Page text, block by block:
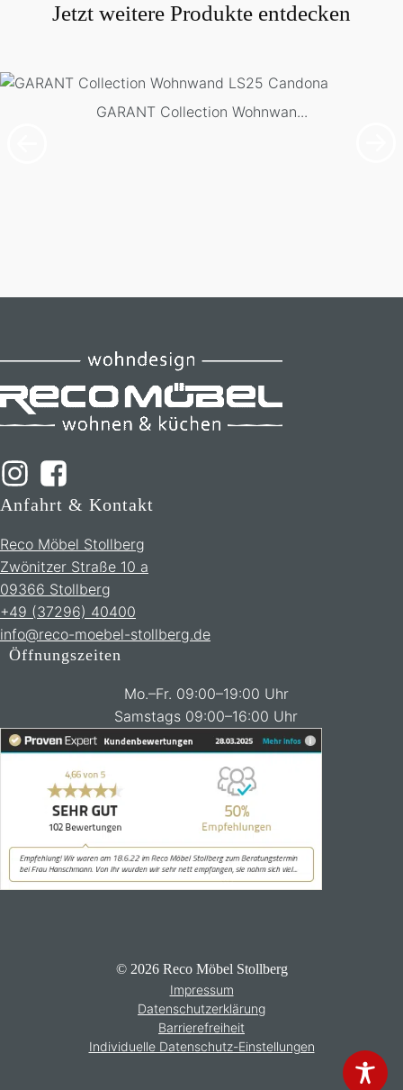
Jetzt weitere Produkte entdecken
GARANT Collection Wohnwan...
Anfahrt & Kontakt
Reco Möbel Stollberg
Zwönitzer Straße 10 a
09366 Stollberg
+49 (37296) 40400
info@reco-moebel-stollberg.de
Öffnungszeiten
Mo.–Fr. 09:00–19:00 Uhr
Samstags 09:00–16:00 Uhr
© 2026 Reco Möbel Stollberg
Impressum
Datenschutzerklärung
Barrierefreiheit
Individuelle Datenschutz-Einstellungen